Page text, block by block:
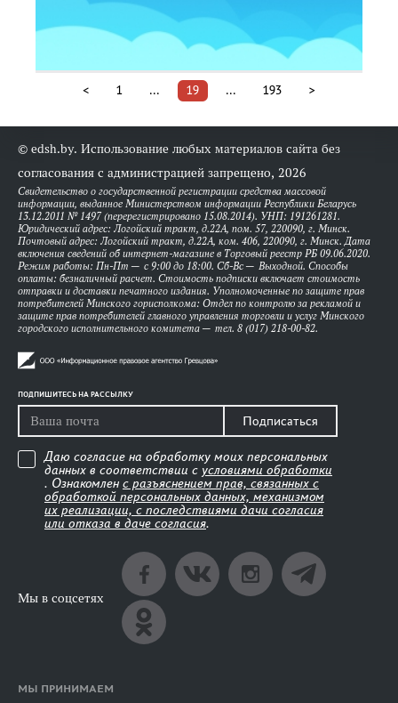
< 1 ... 19 ... 193 >
© edsh.by. Использование любых материалов сайта без
согласования с администрацией запрещено, 2026
Свидетельство о государственной регистрации средства массовой
информации, выданное Министерством информации Республики Беларусь
13.12.2011 № 1497 (перерегистрировано 15.08.2014). УНП: 191261281.
Юридический адрес: Логойский тракт, д.22А, пом. 57, 220090, г. Минск.
Почтовый адрес: Логойский тракт, д.22А, ком. 406, 220090, г. Минск. Дата
включения сведений об интернет-магазине в Торговый реестр РБ 09.06.2020.
Режим работы: Пн-Пт — с 9:00 до 18:00. Сб-Вс — Выходной. Способы
оплаты: безналичный расчет. Стоимость подписки включает стоимость
отправки и доставки печатного издания. Уполномоченные по защите прав
потребителей Минского горисполкома: Отдел по контролю за рекламой и
защите прав потребителей главного управления торговли и услуг Минского
городского исполнительного комитета — тел. 8 (017) 218-00-82.
ПОДПИШИТЕСЬ НА РАССЫЛКУ
Подписаться
Даю согласие на обработку моих персональных
данных в соответствии с условиями обработки
. Ознакомлен с разъяснением прав, связанных с
обработкой персональных данных, механизмом
их реализации, с последствиями дачи согласия
или отказа в даче согласия.
Мы в соцсетях
МЫ ПРИНИМАЕМ